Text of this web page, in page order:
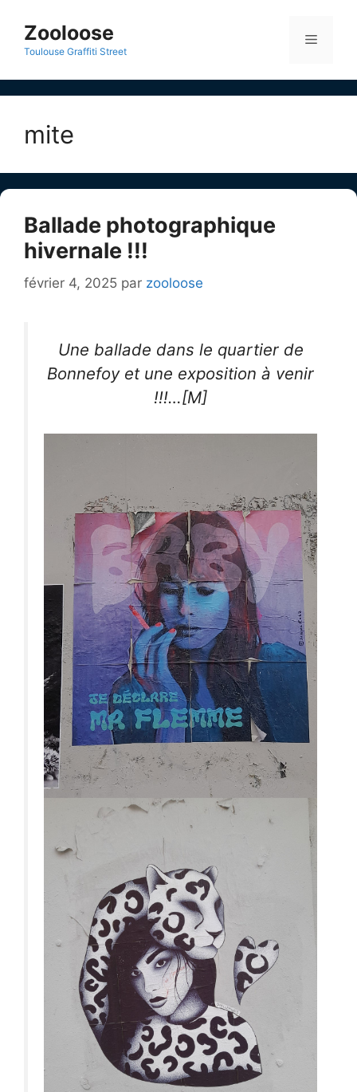
contenu
Zooloose
Toulouse Graffiti Street
Menu
mite
Ballade photographique
hivernale !!!
février 4, 2025 par zooloose
Une ballade dans le quartier de
Bonnefoy et une exposition à venir
!!!…[M]